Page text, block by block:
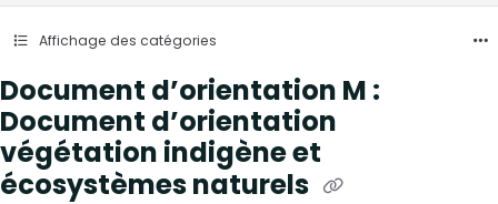
Affichage des catégories
Document d’orientation M :
Document d’orientation
végétation indigène et
écosystèmes naturels